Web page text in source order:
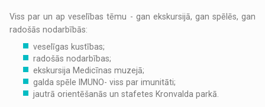
Viss par un ap veselības tēmu - gan ekskursijā, gan spēlēs, gan
radošās nodarbībās:
veselīgas kustības;
radošās nodarbības;
ekskursija Medicīnas muzejā;
galda spēle IMUNO- viss par imunitāti;
jautrā orientēšanās un stafetes Kronvalda parkā.